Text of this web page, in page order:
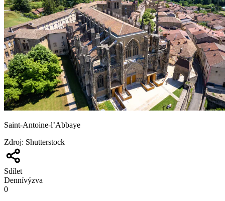
Saint-Antoine-l’Abbaye
Zdroj: Shutterstock
Sdílet
Dennívýzva
0